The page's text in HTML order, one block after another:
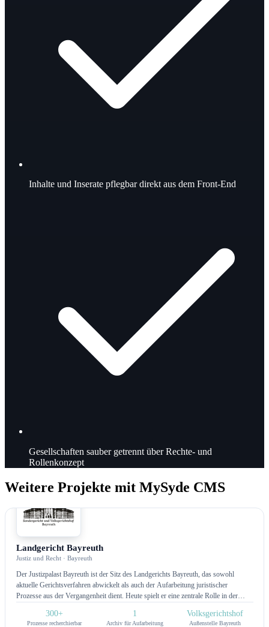
Inhalte und Inserate pflegbar direkt aus dem Front-End
Gesellschaften sauber getrennt über Rechte- und
Rollenkonzept
Weitere Projekte mit MySyde CMS
CMS
Landgericht Bayreuth
Justiz und Recht · Bayreuth
Der Justizpalast Bayreuth ist der Sitz des Landgerichts Bayreuth, das sowohl
aktuelle Gerichtsverfahren abwickelt als auch der Aufarbeitung juristischer
Prozesse aus der Vergangenheit dient. Heute spielt er eine zentrale Rolle in der
Rechtsverfahren.
300+
Prozesse recherchierbar
1
Archiv für Aufarbeitung
Volksgerichtshof
Außenstelle Bayreuth